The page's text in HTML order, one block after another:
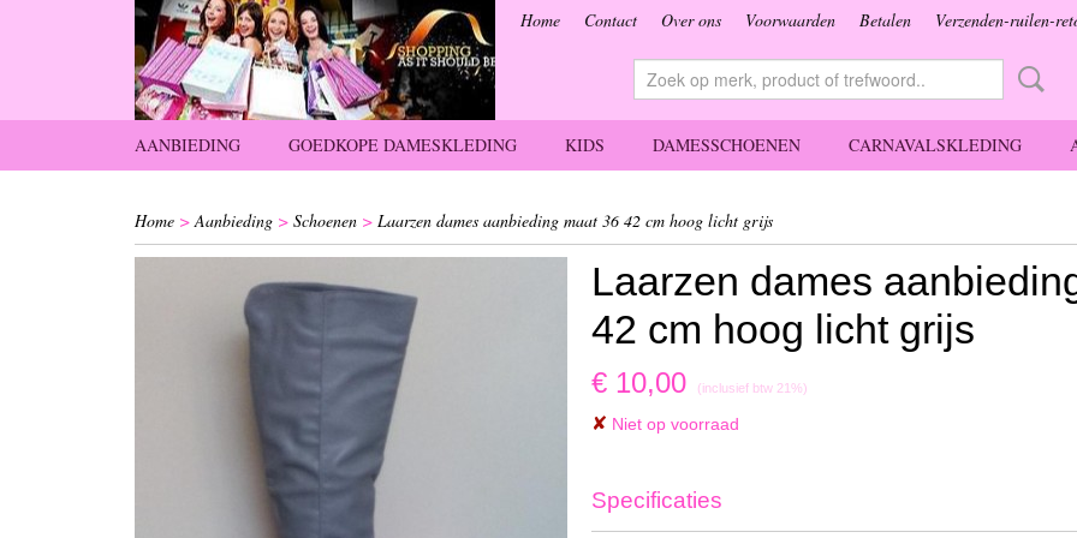
Home Contact Over ons Voorwaarden Betalen Verzenden-ruilen-
AANBIEDING GOEDKOPE DAMESKLEDING KIDS DAMESSCHOENEN CARNAVALSKLEDING
Home >Aanbieding > Schoenen > Laarzen dames aanbieding maat 36 42 cm hoog licht grijs
Laarzen dames
42 cm hoog licht grijs
€ 10,00 (inclusief btw 21%)
✘ Niet op voorraad
Specificaties